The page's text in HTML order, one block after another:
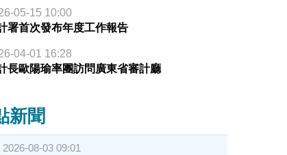
05-15 10:00
署首次發布年度工作報告
04-01 16:28
長歐陽瑜率團訪問廣東省審計廳
新聞
2026-08-03 09:01